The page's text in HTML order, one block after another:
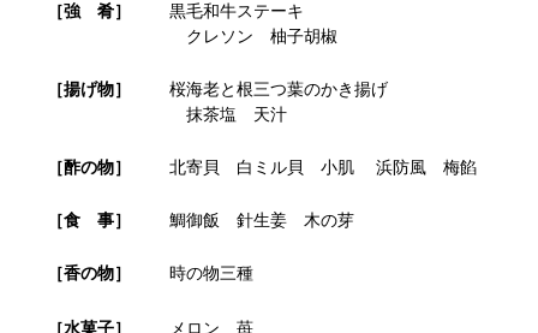
［強 肴］
黒毛和牛ステーキ
クレソン 柚子胡椒
［揚げ物］
桜海老と根三つ葉のかき揚げ
抹茶塩 天汁
［酢の物］ 北寄貝 白ミル貝 小肌 浜防風 梅餡
［食 事］ 鯛御飯 針生姜 木の芽
［香の物］ 時の物三種
［水菓子］ メロン 苺